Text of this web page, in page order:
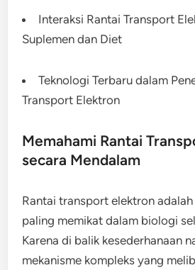
Interaksi Rantai Transport
Suplemen dan Diet
Teknologi Terbaru dalam
Transport Elektron
Memahami Rantai
secara Mendalam
Rantai transport elektron
paling memikat dalam biologi
Karena di balik kesederhanaan
mekanisme kompleks yang